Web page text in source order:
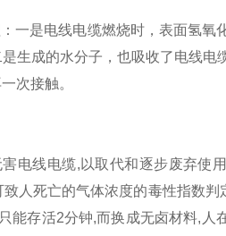
一是电线电缆燃烧时，表面氢氧
生成的水分子，也吸收了电线电
次接触。
线电缆,以取代和逐步废弃使
人死亡的气体浓度的毒性指数判
能存活2分钟,而换成无卤材料,人